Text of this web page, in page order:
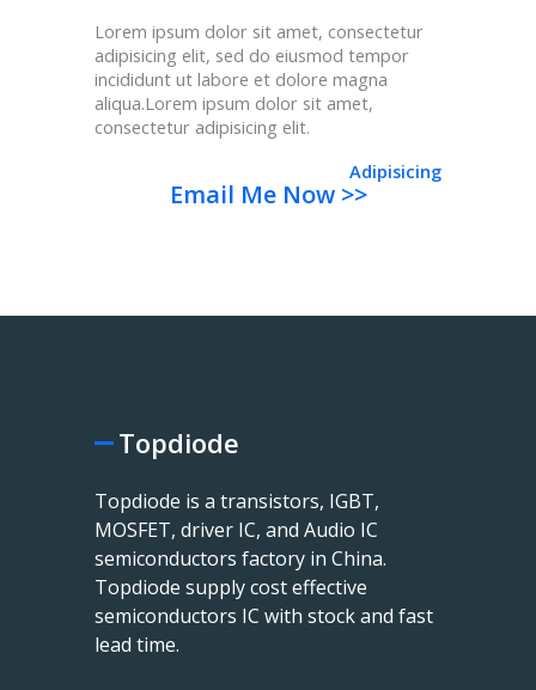
Lorem ipsum dolor sit amet, consectetur
adipisicing elit, sed do eiusmod tempor
incididunt ut labore et dolore magna
aliqua.Lorem ipsum dolor sit amet,
consectetur adipisicing elit.
Adipisicing
Email Me Now >>
Topdiode
Topdiode is a transistors, IGBT,
MOSFET, driver IC, and Audio IC
semiconductors factory in China.
Topdiode supply cost effective
semiconductors IC with stock and fast
lead time.